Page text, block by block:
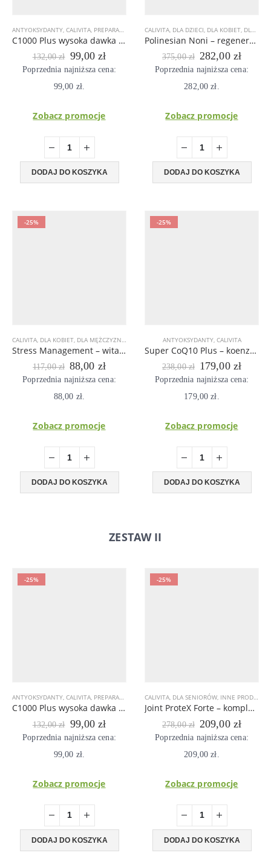
ANTYOKSYDANTY, CALIVITA, PREPARATY WSPOMAGAJĄCE ODPORNOŚĆ ,WITAMINY
C1000 Plus wysoka dawka witaminy C o przedłużonym uwalnianiu 100 tab
132,00zł Pierwotna
cena
wynosiła:
132,00 zł.
99,00złAktualna
cena
Poprzednia najniższa cena:
99,00 zł.
Zobacz promocje
DODAJ DO KOSZYKA
CALIVITA, DLA DZIECI, DLA KOBIET, DLA MĘŻCZYZN
Polinesian Noni – regeneracja i wzmocnienie odporności, składniki działają na poziomie komórkowym
375,00zł Pierwotna
cena
wynosiła:
375,00 zł.
282,00 zł
cena
Poprzednia najniższa cena:
282,00zł.
Zobacz promocje
DODAJ DO KOSZYKA
-25%
CALIVITA, DLA KOBIET, DLA MĘŻCZYZN,DLA SPORTOWCÓW,PREPARATY WSPOMAGAJĄCE
Stress Management – witaminy z grupy B – zarządzanie stresem
117,00zł Pierwotna
cena
wynosiła:
117,00 zł.
88,00 złAktualna
cena
Poprzednia najniższa cena:
88,00 zł.
Zobacz promocje
DODAJ DO KOSZYKA
-25%
ANTYOKSYDANTY, CALIVITA
Super CoQ10 Plus – koenzym Q10, beta-karoten, witamina E i selen
238,00zł Pierwotna
cena
wynosiła:
238,00 zł.
179,00 zł
cena
Poprzednia najniższa cena:
179,00zł.
Zobacz promocje
DODAJ DO KOSZYKA
ZESTAW II
-25%
ANTYOKSYDANTY, CALIVITA, PREPARATY WSPOMAGAJĄCE ODPORNOŚĆ ,WITAMINY
C1000 Plus wysoka dawka witaminy C o przedłużonym uwalnianiu 100 tab
132,00zł Pierwotna
cena
wynosiła:
132,00 zł.
99,00złAktualna
cena
Poprzednia najniższa cena:
99,00 zł.
Zobacz promocje
DODAJ DO KOSZYKA
-25%
CALIVITA, DLA SENIORÓW, INNE PRODUKTY
Joint ProteX Forte – kompleksowa ochrona stawów
278,00zł Pierwotna
cena
wynosiła:
278,00 zł.
209,00 zł
cena
Poprzednia najniższa cena:
209,00zł
Zobacz promocje
DODAJ DO KOSZYKA